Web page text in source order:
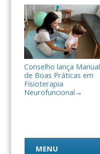
Conselho lança Manual
de Boas Práticas em
Fisioterapia
Neurofuncional →
MENU